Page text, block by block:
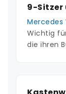
9-Sitzer
Mercedes
Wichtig
die ihren